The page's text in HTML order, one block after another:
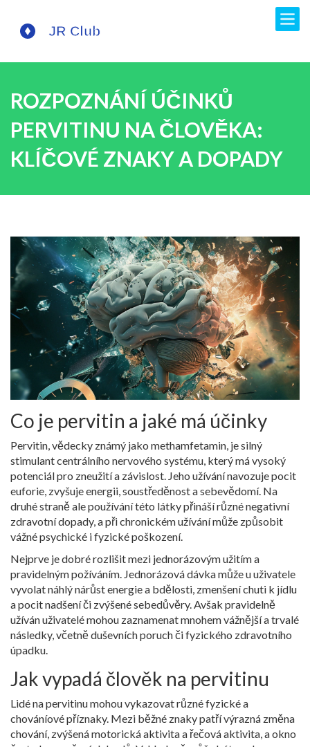
ROZPOZNÁNÍ ÚČINKŮ
PERVITINU NA ČLOVĚKA:
KLÍČOVÉ ZNAKY A DOPADY
Co je pervitin a jaké má účinky
Pervitin, vědecky známý jako methamfetamin, je silný
stimulant centrálního nervového systému, který má vysoký
potenciál pro zneužití a závislost. Jeho užívání navozuje pocit
euforie, zvyšuje energii, soustředěnost a sebevědomí. Na
druhé straně ale používání této látky přináší různé negativní
zdravotní dopady, a při chronickém užívání může způsobit
vážné psychické i fyzické poškození.
Nejprve je dobré rozlišit mezi jednorázovým užitím a
pravidelným požíváním. Jednorázová dávka může u uživatele
vyvolat náhlý nárůst energie a bdělosti, zmenšení chuti k jídlu
a pocit nadšení či zvýšené sebedůvěry. Avšak pravidelně
užíván uživatelé mohou zaznamenat mnohem vážnější a trvalé
následky, včetně duševních poruch či fyzického zdravotního
úpadku.
Jak vypadá člověk na pervitinu
Lidé na pervitinu mohou vykazovat různé fyzické a
chováníové příznaky. Mezi běžné znaky patří výrazná změna
chování, zvýšená motorická aktivita a řečová aktivita, a okno